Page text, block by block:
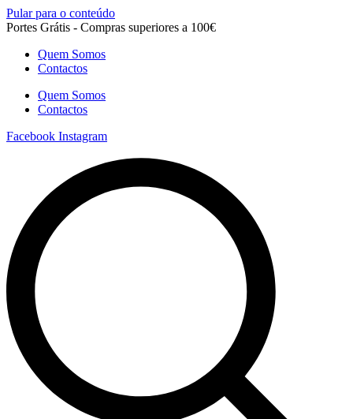
Pular para o conteúdo
Portes Grátis - Compras superiores a 100€
Quem Somos
Contactos
Quem Somos
Contactos
Facebook Instagram